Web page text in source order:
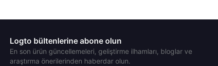
Logto bültenlerine abone olun
En son ürün güncellemeleri, geliştirme ilhamları, bloglar ve
araştırma önerilerinden haberdar olun.